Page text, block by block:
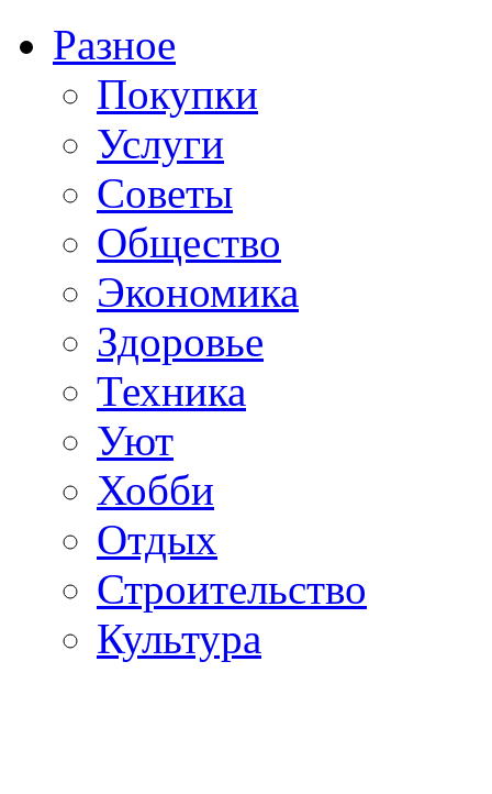
Разное
Покупки
Услуги
Советы
Общество
Экономика
Здоровье
Техника
Уют
Хобби
Отдых
Строительство
Культура